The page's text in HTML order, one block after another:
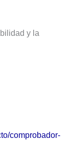
y la
comprobador-